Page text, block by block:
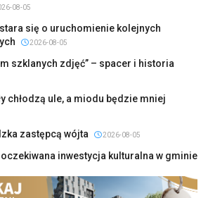
08-05
się o uruchomienie kolejnych
2026-08-05
szklanych zdjęć” – spacer i historia
chłodzą ule, a miodu będzie mniej
zastępcą wójta 2026-08-05
oczekiwana inwestycja kulturalna w gminie